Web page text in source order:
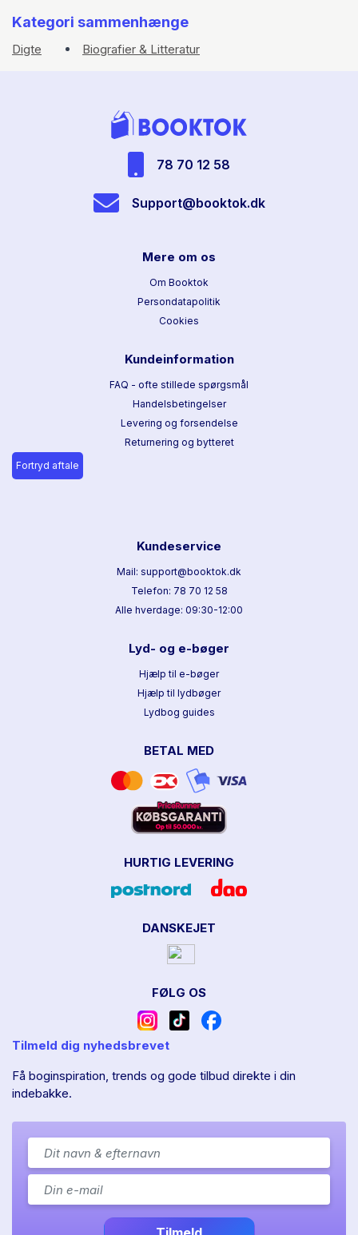
Kategori sammenhænge
Digte Biografier & Litteratur
78 70 12 58
Support@booktok.dk
Mere om os
Om Booktok
Persondatapolitik
Cookies
Kundeinformation
FAQ - ofte stillede spørgsmål
Handelsbetingelser
Levering og forsendelse
Returnering og bytteret
Fortryd aftale
Kundeservice
Mail: support@booktok.dk
Telefon: 78 70 12 58
Alle hverdage: 09:30-12:00
Lyd- og e-bøger
Hjælp til e-bøger
Hjælp til lydbøger
Lydbog guides
BETAL MED
HURTIG LEVERING
DANSKEJET
FØLG OS
Tilmeld dig nyhedsbrevet
Få boginspiration, trends og gode tilbud direkte i din
indebakke.